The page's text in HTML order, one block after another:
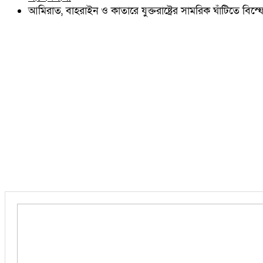
নাঙ্গলকোট
আমিরাত, বাহরাইন ও কাতারে যুক্তরাষ্ট্রের সামরিক ঘাঁটিতে